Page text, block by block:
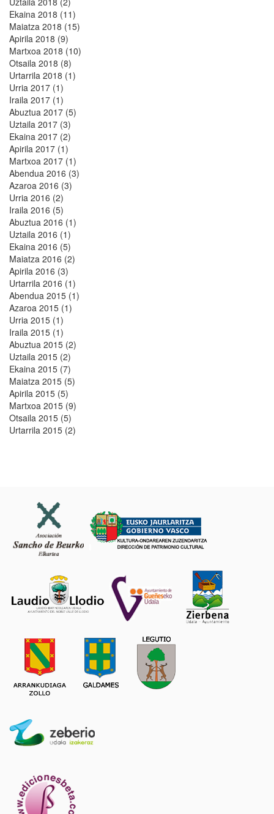
Ekaina 2018 (11)
Maiatza 2018 (15)
Apirila 2018 (9)
Martxoa 2018 (10)
Otsaila 2018 (8)
Urtarrila 2018 (1)
Urria 2017 (1)
Iraila 2017 (1)
Abuztua 2017 (5)
Uztaila 2017 (3)
Ekaina 2017 (2)
Apirila 2017 (1)
Martxoa 2017 (1)
Abendua 2016 (3)
Azaroa 2016 (3)
Urria 2016 (2)
Iraila 2016 (5)
Abuztua 2016 (1)
Uztaila 2016 (1)
Ekaina 2016 (5)
Maiatza 2016 (2)
Apirila 2016 (3)
Urtarrila 2016 (1)
Abendua 2015 (1)
Azaroa 2015 (1)
Urria 2015 (1)
Iraila 2015 (1)
Abuztua 2015 (2)
Uztaila 2015 (2)
Ekaina 2015 (7)
Maiatza 2015 (5)
Apirila 2015 (5)
Martxoa 2015 (9)
Otsaila 2015 (5)
Urtarrila 2015 (2)